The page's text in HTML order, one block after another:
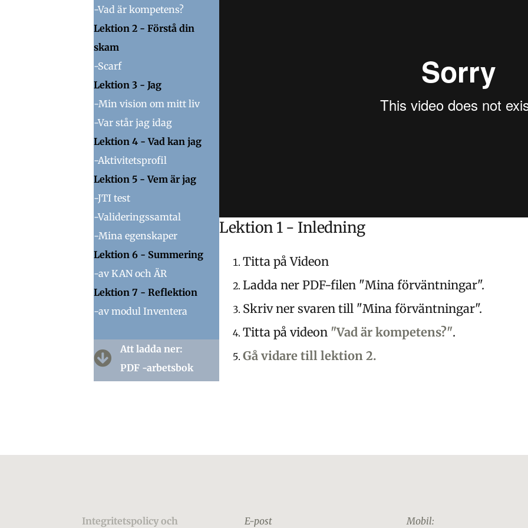
-Vad är kompetens?
Lektion 2 - Förstå din
skam
-Scarf
Lektion 3 - Jag
-Min vision om mitt liv
-Var står jag idag
Lektion 4 - Vad kan jag
-Aktivitetsprofil
Lektion 5 - Vem är jag
-JTI test
-Valideringssamtal
-Mina egenskaper
Lektion 6 - Summering
-av KAN och ÄR
Lektion 7 - Reflektion
-av modul Inventera
Att ladda ner:
PDF -arbetsbok
Lektion 1 - Inledning
Titta på Videon
Ladda ner PDF-filen "Mina förväntningar".
Skriv ner svaren till "Mina förväntningar".
Titta på videon "Vad är kompetens?".
Gå vidare till lektion 2.
Integritetspolicy och E-post Mobil: